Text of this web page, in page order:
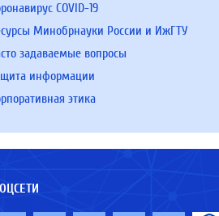
COVID-19
Минобрнауки России и ИжГТУ
задаваемые вопросы
информации
этика